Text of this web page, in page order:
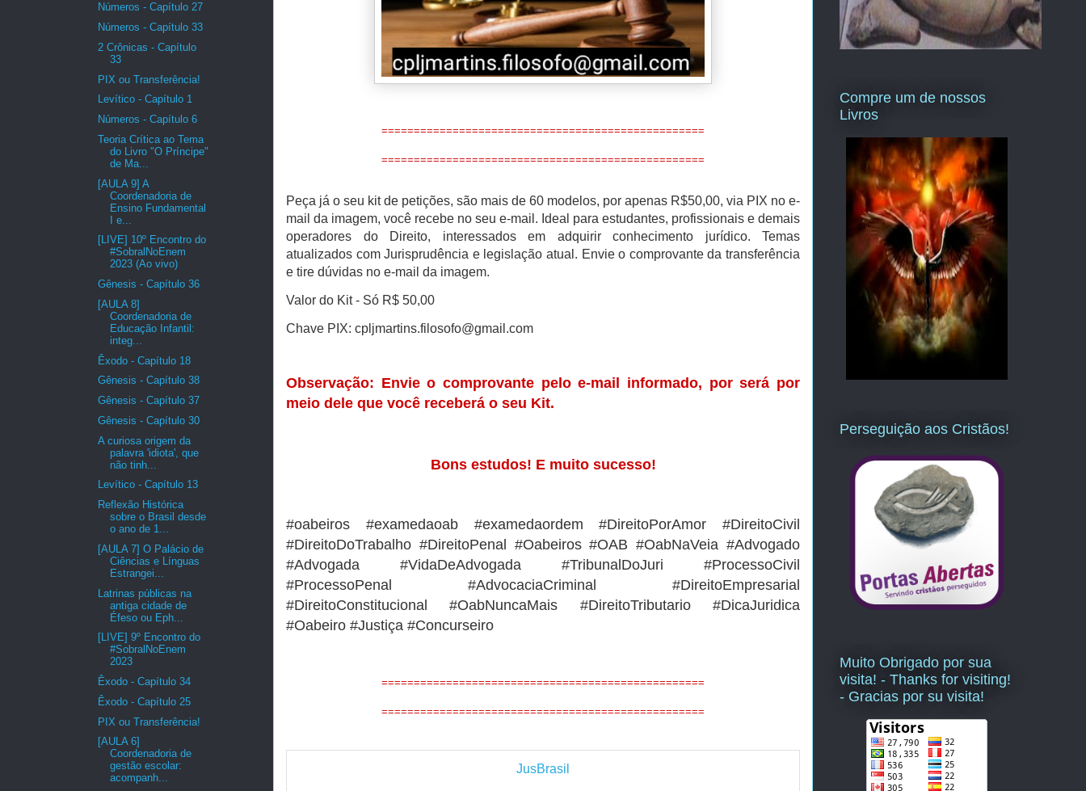
==================================================
==================================================
Peça já o seu kit de petições, são mais de 60 modelos, por apenas R$50,00, via PIX no e-
mail da imagem, você recebe no seu e-mail. Ideal para estudantes, profissionais e demais
operadores do Direito, interessados em adquirir conhecimento jurídico. Temas
atualizados com Jurisprudência e legislação atual. Envie o comprovante da transferência
e tire dúvidas no e-mail da imagem.
Valor do Kit - Só R$ 50,00
Chave PIX: cpljmartins.filosofo@gmail.com
Observação: Envie o comprovante pelo e-mail informado, por será por
meio dele que você receberá o seu Kit.
Bons estudos! E muito sucesso!
#oabeiros #examedaoab #examedaordem #DireitoPorAmor #DireitoCivil
#DireitoDoTrabalho #DireitoPenal #Oabeiros #OAB #OabNaVeia #Advogado
#Advogada #VidaDeAdvogada #TribunalDoJuri #ProcessoCivil
#ProcessoPenal #AdvocaciaCriminal #DireitoEmpresarial
#DireitoConstitucional #OabNuncaMais #DireitoTributario #DicaJuridica
#Oabeiro #Justiça #Concurseiro
==================================================
==================================================
JusBrasil
Números - Capítulo 27
Números - Capítulo 33
2 Crônicas - Capítulo
33
PIX ou Transferência!
Levítico - Capítulo 1
Números - Capítulo 6
Teoria Crítica ao Tema
do Livro "O Príncipe"
de Ma...
[AULA 9] A
Coordenadoria de
Ensino Fundamental
I e...
[LIVE] 10º Encontro do
#SobralNoEnem
2023 (Ao vivo)
Gênesis - Capítulo 36
[AULA 8]
Coordenadoria de
Educação Infantil:
integ...
Êxodo - Capítulo 18
Gênesis - Capítulo 38
Gênesis - Capítulo 37
Gênesis - Capítulo 30
A curiosa origem da
palavra 'idiota', que
não tinh...
Levítico - Capítulo 13
Reflexão Histórica
sobre o Brasil desde
o ano de 1...
[AULA 7] O Palácio de
Ciências e Línguas
Estrangei...
Latrinas públicas na
antiga cidade de
Éfeso ou Eph...
[LIVE] 9º Encontro do
#SobralNoEnem
2023
Êxodo - Capítulo 34
Êxodo - Capítulo 25
PIX ou Transferência!
[AULA 6]
Coordenadoria de
gestão escolar:
acompanh...
Compre um de nossos
Livros
Perseguição aos Cristãos!
Muito Obrigado por sua
visita! - Thanks for visiting!
- Gracias por su visita!